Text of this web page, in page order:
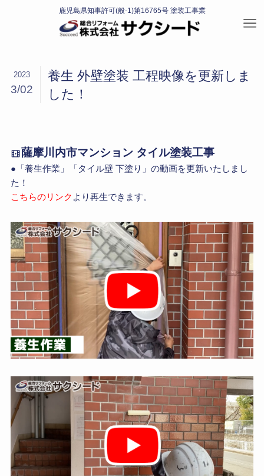
養生 外壁塗装 工程映像を更新しま
した！
2023
3/02
薩摩川内市マンション タイル塗装工事
●「養生作業」「タイル壁 下塗り」の動画を更新いたしまし
た！
こちらのリンク より再生できます。